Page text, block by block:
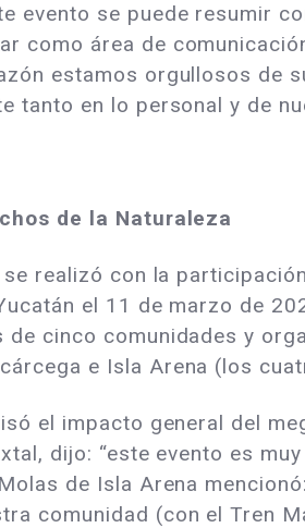
evento se puede resumir
como área de
estamos orgullosos de
tanto en lo personal y de
de la Naturaleza
realizó con la
el 11 de marzo de
cinco comunidades y
e Isla Arena (los
el impacto general del
dijo: “este evento es
de Isla Arena
comunidad (con el Tren